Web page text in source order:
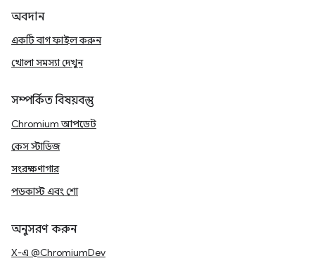
অবদান
একটি বাগ ফাইল করুন
খোলা সমস্যা দেখুন
সম্পর্কিত বিষয়বস্তু
Chromium আপডেট
কেস স্টাডিজ
সংরক্ষণাগার
পডকাস্ট এবং শো
অনুসরণ করুন
X-এ @ChromiumDev